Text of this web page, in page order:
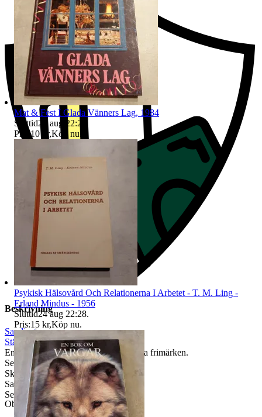
Beskrivning
Samling|
Stämplat
En samling på 400st stämplade Norska frimärken.
Se bilder för motiv och porto
Skickas lösa I kuvert med porto
Samfraktar vid flera köp
Se även mina andra auktioner
Objektnr 741 160 143
Mat & Fest I Glada Vänners Lag, 1984
Sluttid24 aug 22:28
.
Pris:10 kr,Köp nu.
Psykisk Hälsovård Och Relationerna I Arbetet - T. M. Ling -
Erland Mindus - 1956
Sluttid24 aug 22:28.
Pris:15 kr,Köp nu.